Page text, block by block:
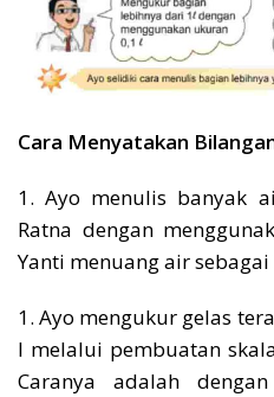
Cara Menyatakan
1. Ayo menulis banyak
Ratna dengan
Yanti menuang air
1. Ayo mengukur gelas
l melalui pembuatan
Caranya adalah